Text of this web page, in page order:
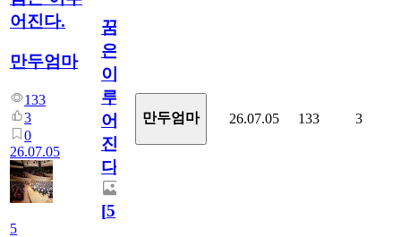
어진다.
만두엄마
133
3
0
26.07.05
5
꿈
은
이
루
어
진
다.
[5]
만두엄마 26.07.05 133 3